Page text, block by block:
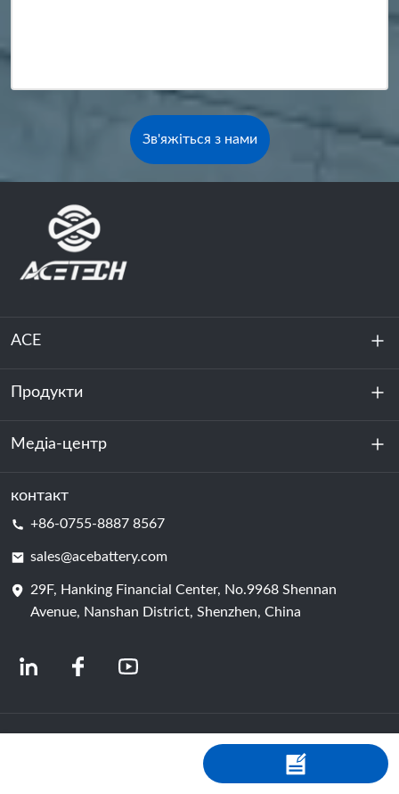
Зв'яжіться з нами
ACE
Про нас
Стійкість
Продукти
Зберігання енергії
Центр обробки даних та серверна кімната
Елемент батареї
Медіа-центр
Новини
контакт
+86-0755-8887 8567
sales@acebattery.com
29F, Hanking Financial Center, No.9968 Shennan
Avenue, Nanshan District, Shenzhen, China
© 2024 Китайські виробники літій-іонних акумуляторів | Завод і компанія з
виробництва літієвих акумуляторів | Акумулятор ACE від Shopastro
粤ICP备2022150578号 -4